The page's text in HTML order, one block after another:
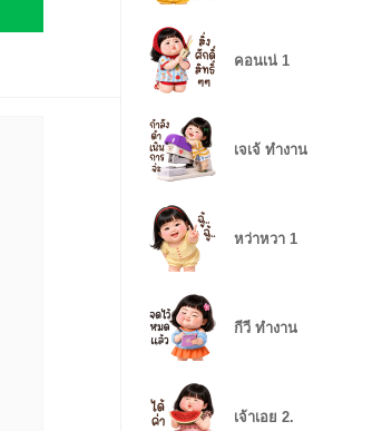
คอนเน่ 1
เจเจ้ ทำงาน
หว่าหวา 1
กีวี่ ทำงาน
เจ้าเอย 2.